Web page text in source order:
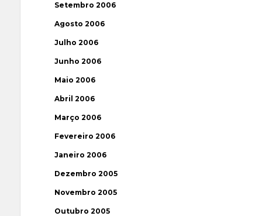
Setembro 2006
Agosto 2006
Julho 2006
Junho 2006
Maio 2006
Abril 2006
Março 2006
Fevereiro 2006
Janeiro 2006
Dezembro 2005
Novembro 2005
Outubro 2005